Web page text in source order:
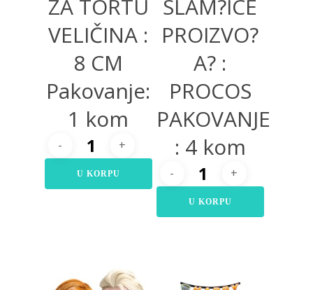
ZA TORTU
VELIČINA :
8 CM
Pakovanje:
1 kom
U KORPU
SLAM?ICE
PROIZVO?
A? :
PROCOS
PAKOVANJE
: 4 kom
U KORPU